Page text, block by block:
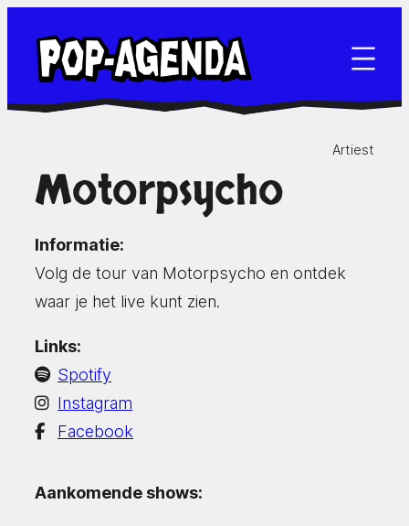
naar
inhoud
Artiest
Motorpsycho
Informatie:
Volg de tour van Motorpsycho en ontdek
waar je het live kunt zien.
Links:
Spotify
Instagram
Facebook
Aankomende shows: